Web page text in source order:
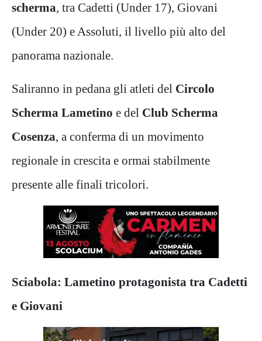
scherma, tra Cadetti (Under 17), Giovani
(Under 20) e Assoluti, il livello più alto del
panorama nazionale.
Saliranno in pedana gli atleti del Circolo
Scherma Lametino e del Club Scherma
Cosenza, a conferma di un movimento
regionale in crescita e ormai stabilmente
presente alle finali tricolori.
Sciabola: Lametino protagonista tra Cadetti
e Giovani